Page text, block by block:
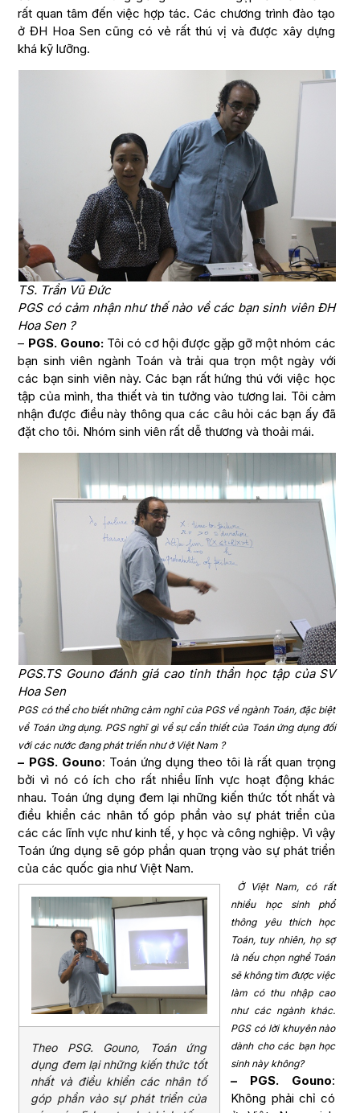
rất quan tâm đến việc hợp tác. Các chương trình đào tạo
ở ĐH Hoa Sen cũng có vẻ rất thú vị và được xây dựng
khá kỹ lưỡng.
TS. Trần Vũ Đức
PGS có cảm nhận như thế nào về các bạn sinh viên ĐH
Hoa Sen ?
– PGS. Gouno: Tôi có cơ hội được gặp gỡ một nhóm các
bạn sinh viên ngành Toán và trải qua trọn một ngày với
các bạn sinh viên này. Các bạn rất hứng thú với việc học
tập của mình, tha thiết và tin tưởng vào tương lai. Tôi cảm
nhận được điều này thông qua các câu hỏi các bạn ấy đã
đặt cho tôi. Nhóm sinh viên rất dễ thương và thoải mái.
PGS.TS Gouno đánh giá cao tinh thần học tập của SV
Hoa Sen
PGS có thể cho biết những cảm nghĩ của PGS về ngành Toán, đặc biệt
về Toán ứng dụng. PGS nghĩ gì về sự cần thiết của Toán ứng dụng đối
với các nước đang phát triển như ở Việt Nam ?
– PGS. Gouno: Toán ứng dụng theo tôi là rất quan trọng
bởi vì nó có ích cho rất nhiều lĩnh vực hoạt động khác
nhau. Toán ứng dụng đem lại những kiến thức tốt nhất và
điều khiển các nhân tố góp phần vào sự phát triển của
các các lĩnh vực như kinh tế, y học và công nghiệp. Vì vậy
Toán ứng dụng sẽ góp phần quan trọng vào sự phát triển
của các quốc gia như Việt Nam.
Theo PSG. Gouno, Toán ứng
dụng đem lại những kiến thức tốt
nhất và điều khiển các nhân tố
góp phần vào sự phát triển của
Ở Việt Nam, có rất
nhiều học sinh phổ
thông yêu thích học
Toán, tuy nhiên, họ sợ
là nếu chọn nghề Toán
sẽ không tìm được việc
làm có thu nhập cao
như các ngành khác.
PGS có lời khuyên nào
dành cho các bạn học
sinh này không?
– PGS. Gouno:
Không phải chỉ có